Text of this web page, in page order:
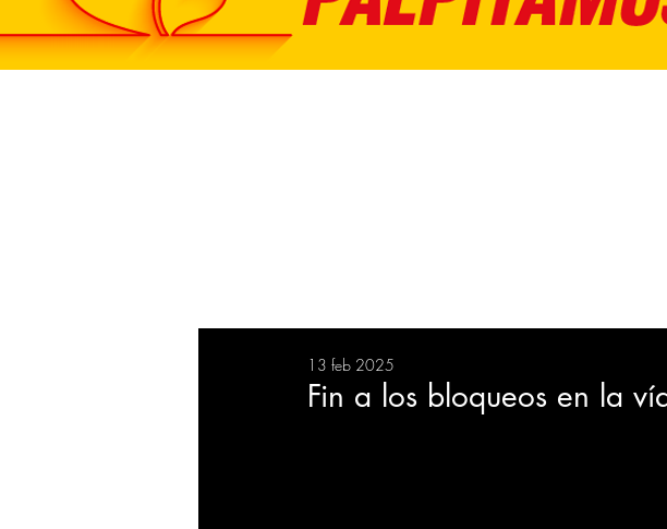
BIENESTAR EVENTOS
Fin a los bloqueos en la
13 feb 2025